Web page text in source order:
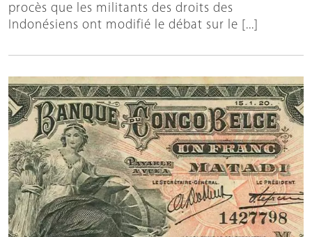
procès que les militants des droits des
Indonésiens ont modifié le débat sur le [...]